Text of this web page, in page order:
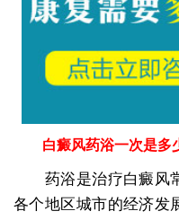
白癜风药浴一次是多
药浴是治疗白癜风常
各个地区城市的经济发